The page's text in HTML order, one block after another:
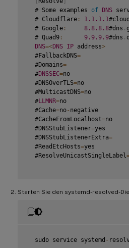
  # Some examples
of DNS
  # Cloudflare
: 1.1 .1 .1
  # Google
: 8.8 .8 .8#dns .
  # Quad9
: 9.9 .9 .9#dns .
DNS=<DNS IP address>
  #FallbackDNS
=
  #Domains
=
  #
DNSSEC=no
  #DNSOverTLS
=no
  #MulticastDNS
=no
  #
LLMNR=no
  #Cache
=no- negative
  #CacheFromLocalhost
=no
  #DNSStubListener
=yes
  #DNSStubListenerExtra
=
  #ReadEtcHosts
=yes
  #ResolveUnicastSingleLabel
Starten Sie den systemd-resolved-
  sudo service systemd
-